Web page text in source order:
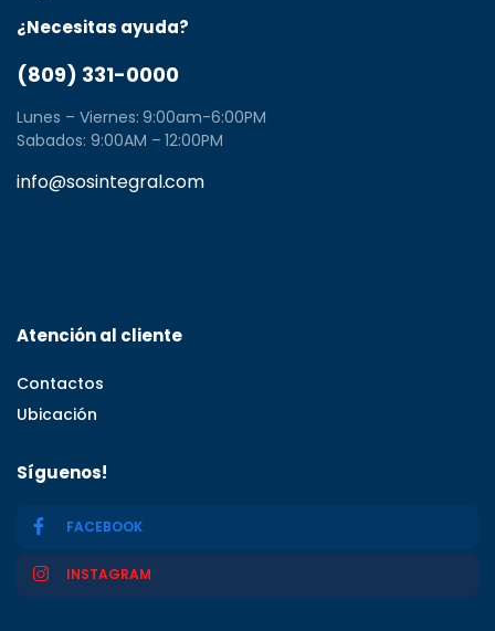
¿Necesitas ayuda?
(809) 331-0000
Lunes – Viernes: 9:00am-6:00PM
Sabados: 9:00AM – 12:00PM
info@sosintegral.com
Atención al cliente
Contactos
Ubicación
Síguenos!
FACEBOOK
INSTAGRAM